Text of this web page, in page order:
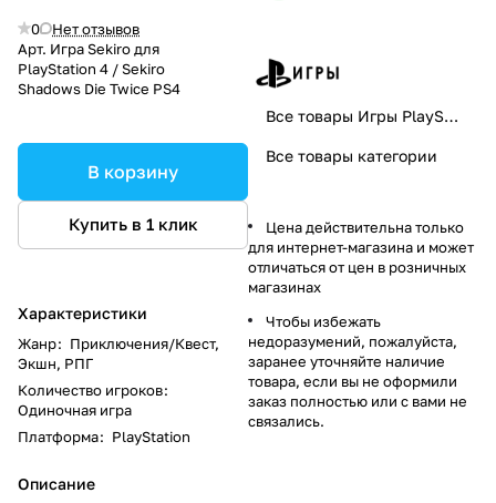
0
Нет отзывов
Арт. Игра Sekiro для
PlayStation 4 / Sekiro
Shadows Die Twice PS4
В корзину
Купить в 1 клик
Характеристики
Жанр: Приключения/Квест,
Экшн, РПГ
Количество игроков:
Одиночная игра
Платформа: PlayStation
Описание
Все товары Игры PlayStation
Все товары категории
Цена действительна только
для интернет-магазина и может
отличаться от цен в розничных
магазинах
Чтобы избежать
недоразумений, пожалуйста,
заранее уточняйте наличие
товара, если вы не оформили
заказ полностью или с вами не
связались.